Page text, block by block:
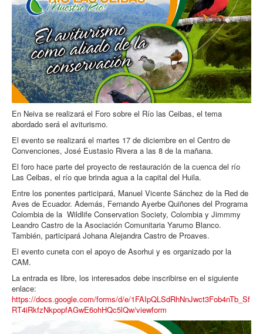
Multimedia
La Agenda
En Neiva se realizará el Foro sobre el Río las Ceibas, el tema
abordado será el aviturismo.
El evento se realizará el martes 17 de diciembre en el Centro de
Convenciones, José Eustasio Rivera a las 8 de la mañana.
El foro hace parte del proyecto de restauración de la cuenca del río
Las Ceibas, el río que brinda agua a la capital del Huila.
Entre los ponentes participará, Manuel Vicente Sánchez de la Red de
Aves de Ecuador. Además, Fernando Ayerbe Quiñones del Programa
Colombia de la Wildlife Conservation Society, Colombia y Jimmmy
Leandro Castro de la Asociación Comunitaria Yarumo Blanco.
También, participará Johana Alejandra Castro de Proaves.
El evento cuneta con el apoyo de Asorhui y es organizado por la
CAM.
La entrada es libre, los interesados debe inscribirse en el siguiente
enlace:
https://docs.google.com/forms/d/e/1FAIpQLSdRhNnJwct3Fob4nTb_Sf
RT4iRkfzNkpopfAGwE6ohHQc5lQw/viewform